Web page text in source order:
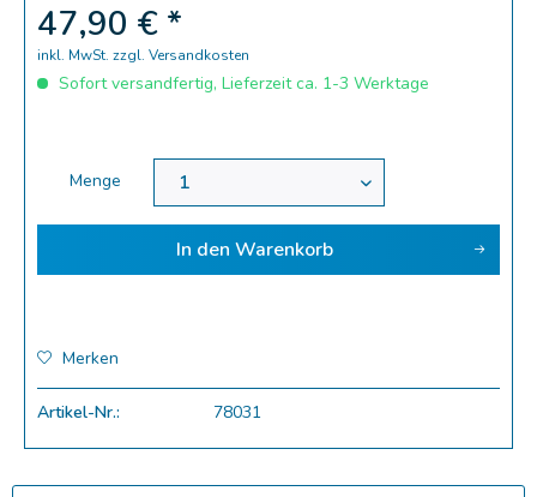
47,90 € *
inkl. MwSt. zzgl. Versandkosten
Sofort versandfertig, Lieferzeit ca. 1-3 Werktage
Menge
In den Warenkorb
Merken
Artikel-Nr.: 78031